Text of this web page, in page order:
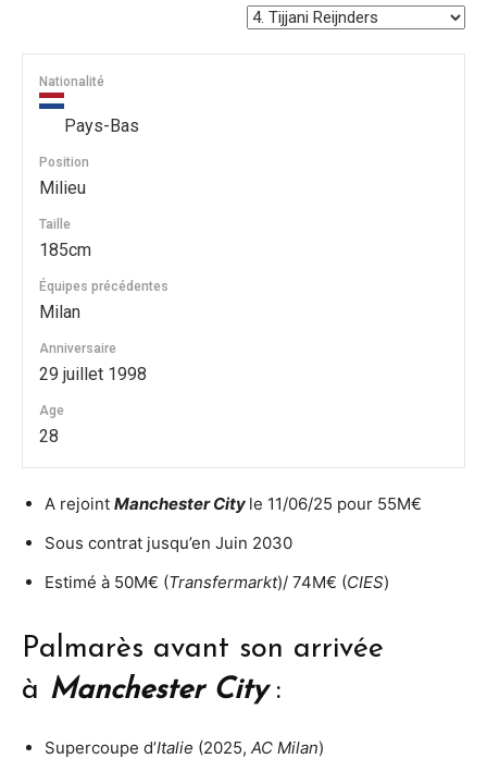
Nationalité
Pays-Bas
Position
Milieu
Taille
185cm
Équipes précédentes
Milan
Anniversaire
29 juillet 1998
Age
28
A rejoint Manchester City le 11/06/25 pour 55M€
Sous contrat jusqu’en Juin 2030
Estimé à 50M€ (Transfermarkt)/ 74M€ (CIES)
Palmarès avant son arrivée
à Manchester City :
Supercoupe d’Italie (2025, AC Milan)